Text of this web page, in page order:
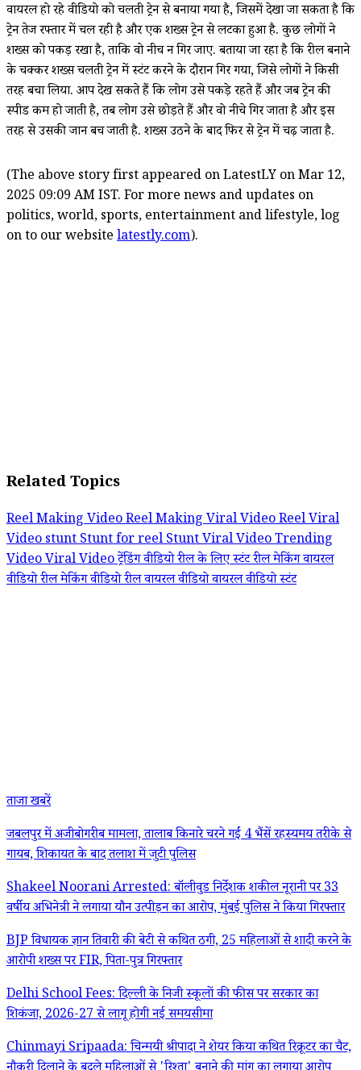
वायरल हो रहे वीडियो को चलती ट्रेन से बनाया गया है, जिसमें देखा जा सकता है कि
ट्रेन तेज रफ्तार में चल रही है और एक शख्स ट्रेन से लटका हुआ है. कुछ लोगों ने
शख्स को पकड़ रखा है, ताकि वो नीच न गिर जाए. बताया जा रहा है कि रील बनाने
के चक्कर शख्स चलती ट्रेन में स्टंट करने के दौरान गिर गया, जिसे लोगों ने किसी
तरह बचा लिया. आप देख सकते हैं कि लोग उसे पकड़े रहते हैं और जब ट्रेन की
स्पीड कम हो जाती है, तब लोग उसे छोड़ते हैं और वो नीचे गिर जाता है और इस
तरह से उसकी जान बच जाती है. शख्स उठने के बाद फिर से ट्रेन में चढ़ जाता है.
(The above story first appeared on LatestLY on Mar 12,
2025 09:09 AM IST. For more news and updates on
politics, world, sports, entertainment and lifestyle, log
on to our website latestly.com).
Related Topics
Reel Making VideoReel Making Viral VideoReel Viral
VideostuntStunt for reelStunt Viral VideoTrending
VideoViral Videoट्रेंडिंग वीडियोरील के लिए स्टंटरील मेकिंग वायरल
वीडियोरील मेकिंग वीडियोरील वायरल वीडियोवायरल वीडियोस्टंट
ताजा खबरें
जबलपुर में अजीबोगरीब मामला, तालाब किनारे चरने गईं 4 भैंसें रहस्यमय तरीके से
गायब, शिकायत के बाद तलाश में जुटी पुलिस
Shakeel Noorani Arrested: बॉलीवुड निर्देशक शकील नूरानी पर 33
वर्षीय अभिनेत्री ने लगाया यौन उत्पीड़न का आरोप, मुंबई पुलिस ने किया गिरफ्तार
BJP विधायक ज्ञान तिवारी की बेटी से कथित ठगी, 25 महिलाओं से शादी करने के
आरोपी शख्स पर FIR, पिता-पुत्र गिरफ्तार
Delhi School Fees: दिल्ली के निजी स्कूलों की फीस पर सरकार का
शिकंजा, 2026-27 से लागू होगी नई समयसीमा
Chinmayi Sripaada: चिन्मयी श्रीपादा ने शेयर किया कथित रिक्रूटर का चैट,